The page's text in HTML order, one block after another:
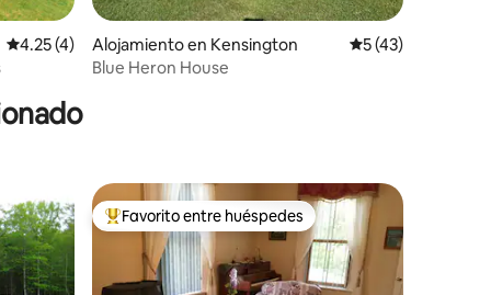
Calificación promedio: 4.25 de 5, 4 reseñas
4.25 (4)
Alojamiento en Kensington Calificación
5 (43)
Blue Heron House
Favorito entre huéspedes preferido
Favorito entre huéspedes